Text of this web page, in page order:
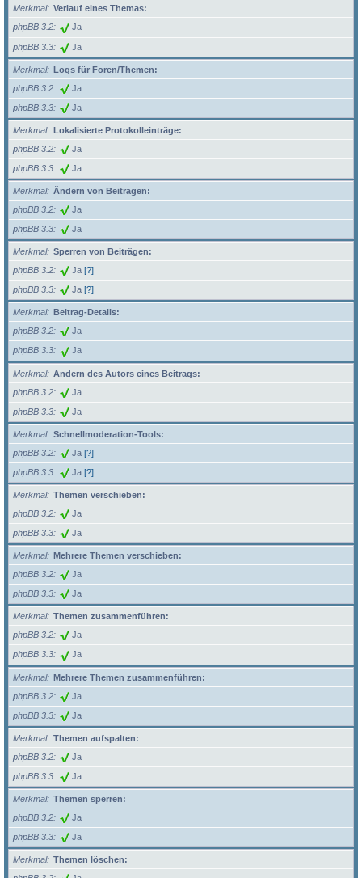
Merkmal
Verlauf eines Themas:
phpBB 3.2
Ja
phpBB 3.3 Ja
Merkmal
Logs für Foren/Themen:
phpBB 3.2
Ja
phpBB 3.3 Ja
Merkmal
Lokalisierte Protokolleinträge:
phpBB 3.2
Ja
phpBB 3.3 Ja
Merkmal
Ändern von Beiträgen:
phpBB 3.2
Ja
phpBB 3.3 Ja
Merkmal
Sperren von Beiträgen:
phpBB 3.2
Ja [?]
phpBB 3.3 Ja [?]
Merkmal
Beitrag-Details:
phpBB 3.2
Ja
phpBB 3.3 Ja
Merkmal
Ändern des Autors eines Beitrags:
phpBB 3.2
Ja
phpBB 3.3 Ja
Merkmal
Schnellmoderation-Tools:
phpBB 3.2
Ja [?]
phpBB 3.3 Ja [?]
Merkmal
Themen verschieben:
phpBB 3.2
Ja
phpBB 3.3 Ja
Merkmal
Mehrere Themen verschieben:
phpBB 3.2
Ja
phpBB 3.3 Ja
Merkmal
Themen zusammenführen:
phpBB 3.2
Ja
phpBB 3.3 Ja
Merkmal
Mehrere Themen zusammenführen:
phpBB 3.2
Ja
phpBB 3.3 Ja
Merkmal
Themen aufspalten:
phpBB 3.2
Ja
phpBB 3.3 Ja
Merkmal
Themen sperren:
phpBB 3.2
Ja
phpBB 3.3 Ja
Merkmal
Themen löschen: